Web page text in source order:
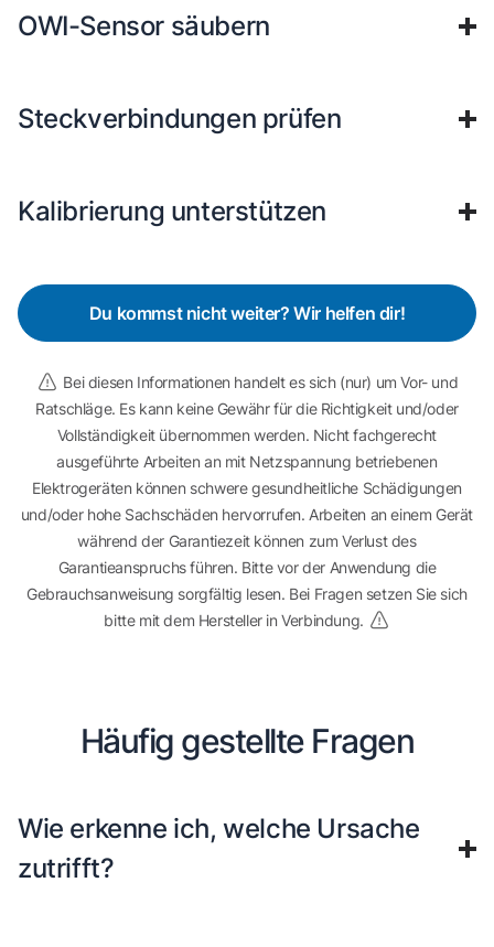
OWI-Sensor säubern
Steckverbindungen prüfen
Kalibrierung unterstützen
Du kommst nicht weiter? Wir helfen dir!
Bei diesen Informationen handelt es sich (nur) um Vor- und
Ratschläge. Es kann keine Gewähr für die Richtigkeit und/oder
Vollständigkeit übernommen werden. Nicht fachgerecht
ausgeführte Arbeiten an mit Netzspannung betriebenen
Elektrogeräten können schwere gesundheitliche Schädigungen
und/oder hohe Sachschäden hervorrufen. Arbeiten an einem Gerät
während der Garantiezeit können zum Verlust des
Garantieanspruchs führen. Bitte vor der Anwendung die
Gebrauchsanweisung sorgfältig lesen. Bei Fragen setzen Sie sich
bitte mit dem Hersteller in Verbindung.
Häufig gestellte Fragen
Wie erkenne ich, welche Ursache
zutrifft?